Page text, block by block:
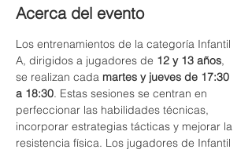
Acerca del evento
Los entrenamientos de la categoría Infantil
A, dirigidos a jugadores de 12 y 13 años,
se realizan cada martes y jueves de 17:30
a 18:30. Estas sesiones se centran en
perfeccionar las habilidades técnicas,
incorporar estrategias tácticas y mejorar la
resistencia física. Los jugadores de Infantil